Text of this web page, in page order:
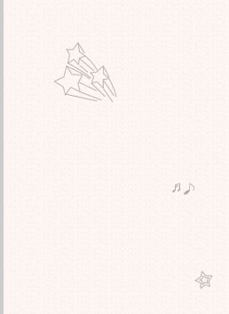
บ้านเดี่ยวสไตล์โมเดิร์น เพียง 1 กม.*
ถึงถนนราชพฤกษ์
รีวิว CHER ปิ่นเกล้า-วงแหวน
สไตล์ Modern Japanese ส่วนกลางครบ
วิว สาละ ลาดพร้าว-รัชโยธิน ทาวน์